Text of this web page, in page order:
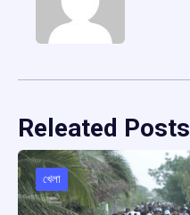
Releated Posts
খেলা